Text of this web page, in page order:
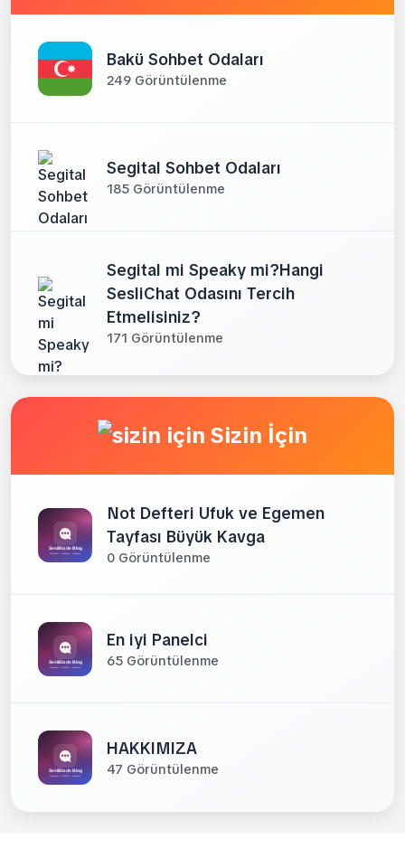
Bakü Sohbet Odaları
249 Görüntülenme
Segital Sohbet Odaları
185 Görüntülenme
Segital mi Speaky mi?Hangi
SesliChat Odasını Tercih
Etmelisiniz?
171 Görüntülenme
Sizin İçin
Not Defteri Ufuk ve Egemen
Tayfası Büyük Kavga
0 Görüntülenme
En iyi Panelci
65 Görüntülenme
HAKKIMIZA
47 Görüntülenme